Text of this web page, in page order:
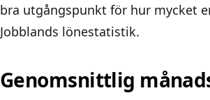
bra utgångspunkt för hur mycket
Jobblands lönestatistik.
Genomsnittlig